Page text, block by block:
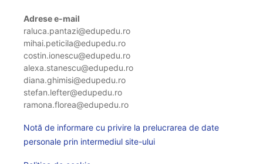
Adrese e-mail
raluca.pantazi@edupedu.ro
mihai.peticila@edupedu.ro
costin.ionescu@edupedu.ro
alexa.stanescu@edupedu.ro
diana.ghimisi@edupedu.ro
stefan.lefter@edupedu.ro
ramona.florea@edupedu.ro
Notă de informare cu privire la prelucrarea de date
personale prin intermediul site-ului